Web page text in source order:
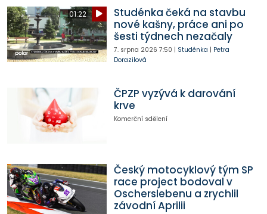
01:22
Studénka čeká na stavbu
nové kašny, práce ani po
šesti týdnech nezačaly
7. srpna 2026 7:50 | Studénka | Petra
Dorazilová
ČPZP vyzývá k darování
krve
Komerční sdělení
Český motocyklový tým SP
race project bodoval v
Oscherslebenu a zrychlil
závodní Aprilii